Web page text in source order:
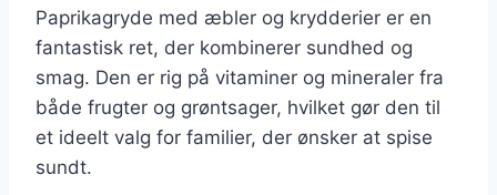
Paprikagryde med æbler og krydderier er en
fantastisk ret, der kombinerer sundhed og
smag. Den er rig på vitaminer og mineraler fra
både frugter og grøntsager, hvilket gør den til
et ideelt valg for familier, der ønsker at spise
sundt.